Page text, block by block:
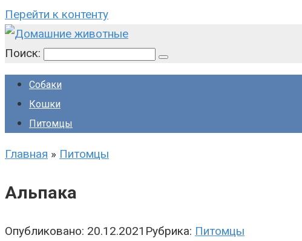
Перейти к контенту
Поиск:
Собаки
Кошки
Питомцы
Главная » Питомцы
Альпака
Опубликовано: 20.12.2021 Рубрика: Питомцы